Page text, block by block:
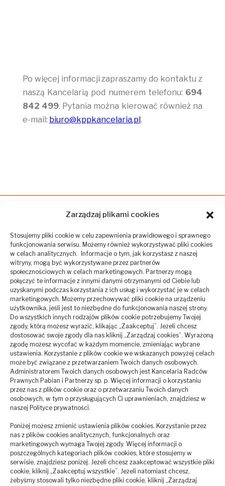
Zarządzaj plikami cookies
Stosujemy pliki cookie w celu zapewnienia prawidłowego i sprawnego
funkcjonowania serwisu. Możemy również wykorzystywać pliki cookies
w celach analitycznych. Informacje o tym, jak korzystasz z naszej
witryny, mogą być wykorzystywane przez partnerów
społecznościowych w celach marketingowych. Partnerzy mogą
połączyć te informacje z innymi danymi otrzymanymi od Ciebie lub
uzyskanymi podczas korzystania z ich usług i wykorzystać je w celach
marketingowych. Możemy przechowywać pliki cookie na urządzeniu
użytkownika, jeśli jest to niezbędne do funkcjonowania naszej strony.
Do wszystkich innych rodzajów plików cookie potrzebujemy Twojej
zgody, którą możesz wyrazić, klikając „Zaakceptuj”. Jeżeli chcesz
dostosować swoje zgody dla nas kliknij „Zarządzaj cookies”. Wyrażoną
zgodę możesz wycofać w każdym momencie, zmieniając wybrane
ustawienia. Korzystanie z plików cookie we wskazanych powyżej celach
może być związane z przetwarzaniem Twoich danych osobowych.
Administratorem Twoich danych osobowych jest Kancelaria Radców
Prawnych Pabian i Partnerzy sp. p. Więcej informacji o korzystaniu
przez nas z plików cookie oraz o przetwarzaniu Twoich danych
osobowych, w tym o przysługujących Ci uprawnieniach, znajdziesz w
naszej Polityce prywatności.
Poniżej możesz zmienić ustawienia plików cookies. Korzystanie przez
nas z plików cookies analitycznych, funkcjonalnych oraz
marketingowych wymaga Twojej zgody. Więcej informacji o
poszczególnych kategoriach plików cookies, które stosujemy w
serwisie, znajdziesz poniżej. Jeżeli chcesz zaakceptować wszystkie pliki
cookie, kliknij „Zaakceptuj wszystkie”. Jeżeli natomiast chcesz,
żebyśmy stosowali tylko niezbędne pliki cookie, kliknij „Zarządzaj
Po więcej informacji zapraszamy do kontaktu z
naszą Kancelarią pod numerem telefonu: 694
842 499. Pytania można kierować również na
e-mail: biuro@kppkancelaria.pl.
Adres i dane firmowe:
Kancelaria Radców Prawnych Pabian i Partnerzy
Spółka Partnerska
ul. Józefa Ducala 12
38-200 Jasło, Polska
(zobacz na mapie)
NIP: 8172186130
KRS: 0000714066
Kontakt:
Tel.:+48 501 143 351
E-mail:biuro@kppkancelaria.pl
Usługi: